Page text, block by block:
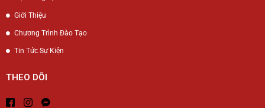
Giới Thiệu
Chương Trình Đào Tạo
Tin Tức Sự Kiện
THEO DÕI